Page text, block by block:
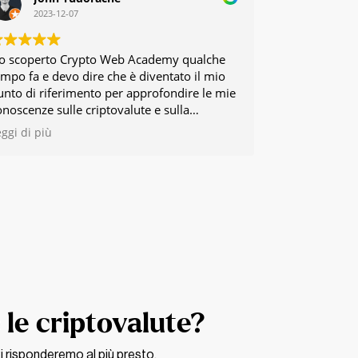
2023-12-07
scoperto Crypto Web Academy qualche
fa e devo dire che è diventato il mio
di riferimento per approfondire le mie
sulle criptovalute e sulla
La varietà di approcci presenti
sito riflette davvero la diversità di
prospettiva completa su questo
di più
le criptovalute?
al più presto.